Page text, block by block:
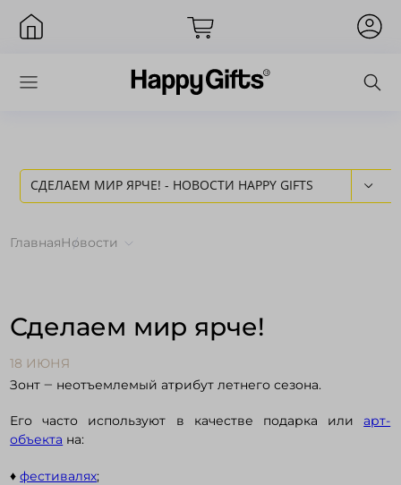
СДЕЛАЕМ МИР ЯРЧЕ! - НОВОСТИ HAPPY GIFTS
ГлавнаяНовости
Сделаем мир ярче!
18 ИЮНЯ
Зонт ‒ неотъемлемый атрибут летнего сезона.
Его часто используют в качестве подарка илиарт-
объекта на:
♦фестивалях;
Вход
Запомнить меня Забыли пароль?